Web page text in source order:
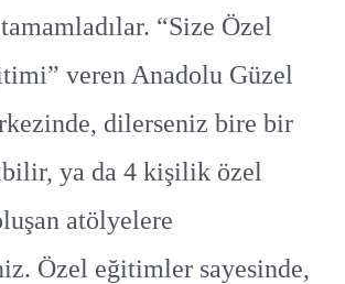
“Size Özel
veren Anadolu Güzel
dilerseniz bire bir
ya da 4 kişilik özel
atölyelere
Özel eğitimler sayesinde,